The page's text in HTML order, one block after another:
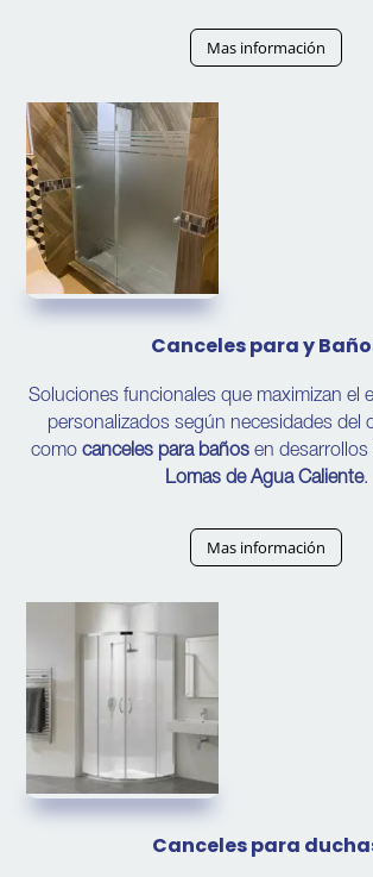
Mas información
Canceles para y
Soluciones funcionales que maximizan el
personalizados según necesidades del
como canceles para bañosen desarrollos
Lomas de Agua Caliente.
Mas información
Canceles para